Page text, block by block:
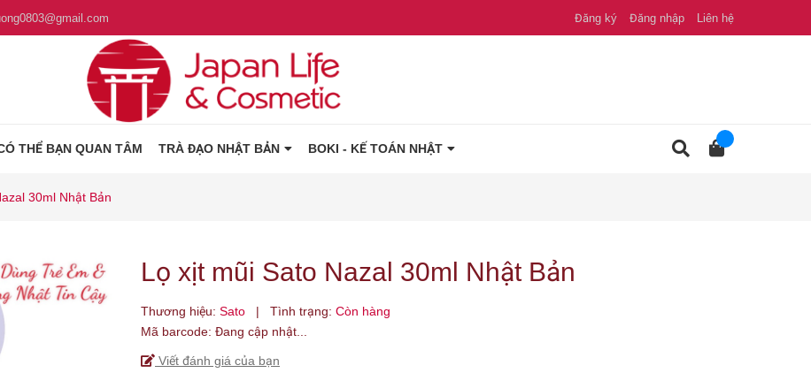
Đăng ký Đăng nhập Liên hệ
THỂ BẠN QUAN TÂM TRÀ ĐẠO NHẬT BẢN BOKI - KẾ TOÁN NHẬT
30ml Nhật Bản
Lọ xịt mũi Sato Nazal 30ml Nhật Bản
Thương hiệu: Sato | Tình trạng: Còn hàng
Mã barcode: Đang cập nhật...
Viết đánh giá của bạn